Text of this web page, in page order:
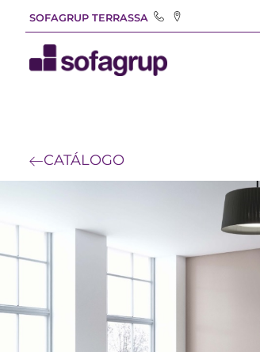
SOFAGRUP TERRASSA
CATÁLOGO